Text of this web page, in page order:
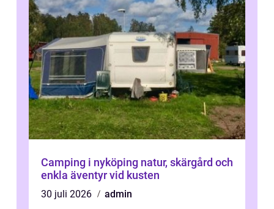
Camping i nyköping natur, skärgård och
enkla äventyr vid kusten
30 juli 2026
admin